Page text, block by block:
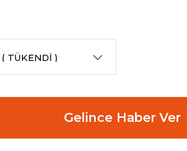
Gelince Haber Ver